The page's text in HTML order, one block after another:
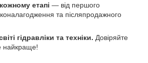
етапі — від першого
та післяпродажного
гідравліки та техніки. Довіряйте
найкраще!